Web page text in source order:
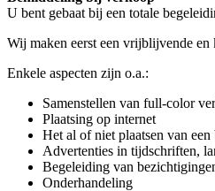
U bent gebaat bij een totale
Wij maken eerst een vrijblijvende en
Enkele aspecten zijn o.a.:
Samenstellen van full-color
Plaatsing op internet
Het al of niet plaatsen van
Advertenties in tijdschriften,
Begeleiding van
Onderhandeling